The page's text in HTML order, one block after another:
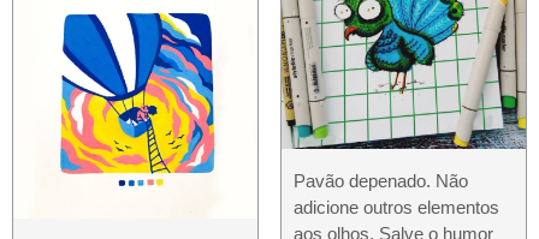
Pavão depenado. Não
adicione outros elementos
aos olhos. Salve o humor